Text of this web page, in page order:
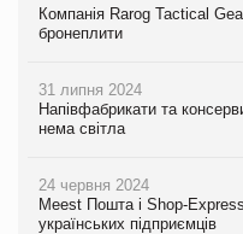
Компанія Rarog Tactical
бронеплити
31 липня 2024
Напівфабрикати та
нема світла
24 червня 2024
Meest Пошта і Shop-
українських підприємців